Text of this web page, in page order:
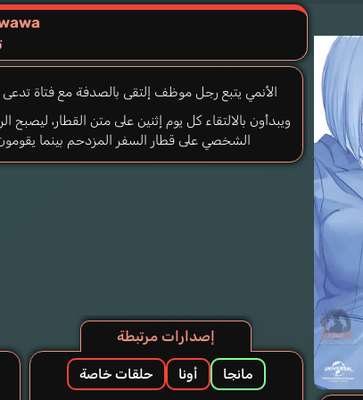
الأنمي يتبع رجل موظف إلتقى بالصدفة مع فتاة تدعى
ويبدأون بالالتقاء كل يوم إثنين على متن القطار،
الشخصي على قطار السفر المزدحم بينما
إصدارات مرتبطة
مانجا أونا حلقات خاصة